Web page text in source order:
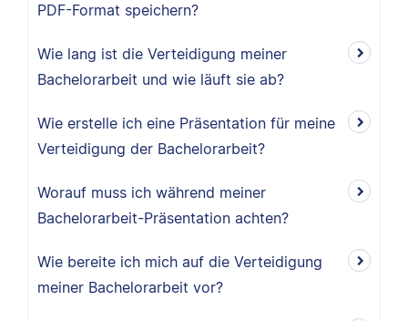
PDF-Format speichern?
Wie lang ist die Verteidigung meiner
Bachelorarbeit und wie läuft sie ab?
Wie erstelle ich eine Präsentation für meine
Verteidigung der Bachelorarbeit?
Worauf muss ich während meiner
Bachelorarbeit-Präsentation achten?
Wie bereite ich mich auf die Verteidigung
meiner Bachelorarbeit vor?